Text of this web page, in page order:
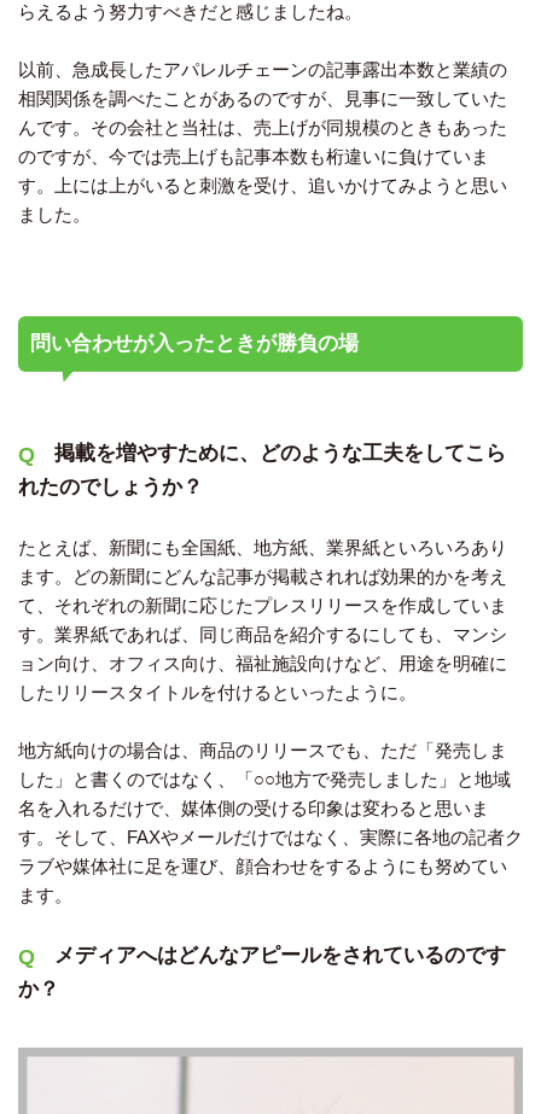
らえるよう努力すべきだと感じましたね。
以前、急成長したアパレルチェーンの記事露出本数と業績の
相関関係を調べたことがあるのですが、見事に一致していた
んです。その会社と当社は、売上げが同規模のときもあった
のですが、今では売上げも記事本数も桁違いに負けていま
す。上には上がいると刺激を受け、追いかけてみようと思い
ました。
問い合わせが入ったときが勝負の場
掲載を増やすために、どのような工夫をしてこら
れたのでしょうか？
たとえば、新聞にも全国紙、地方紙、業界紙といろいろあり
ます。どの新聞にどんな記事が掲載されれば効果的かを考え
て、それぞれの新聞に応じたプレスリリースを作成していま
す。業界紙であれば、同じ商品を紹介するにしても、マンシ
ョン向け、オフィス向け、福祉施設向けなど、用途を明確に
したリリースタイトルを付けるといったように。
地方紙向けの場合は、商品のリリースでも、ただ「発売しま
した」と書くのではなく、「○○地方で発売しました」と地域
名を入れるだけで、媒体側の受ける印象は変わると思いま
す。そして、FAXやメールだけではなく、実際に各地の記者ク
ラブや媒体社に足を運び、顔合わせをするようにも努めてい
ます。
メディアへはどんなアピールをされているのです
か？